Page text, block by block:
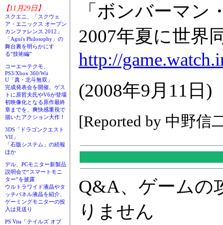
【11月29日】
スクエニ、「スクウェ
ア・エニックス オープン
カンファレンス 2012」
「Agni's Philosophy」の
舞台裏を明らかにす
る“技術編”
コーエーテクモ、
PS3/Xbox 360/Wii
U「真・北斗無双」
完成発表会を開催。ゲス
トに原哲夫氏やV6が登場
初映像化となる原作最終
章までを、爽快感重視で
描いたアクション大作！
3DS「ドラゴンクエスト
VII」
「石版システム」の続報
ほか
デル、PCモニター新製品
説明会で“スマートモニ
ター”を披露
ウルトラワイド液晶やタ
ッチパネル液晶を紹介、
ゲーミングモニターの投
入は見送り
PS Vita「テイルズ オブ
「ボンバーマン
2007年夏に世界
http://
(2008年9月11日)
[Reported by 中野信
Q&A、ゲームの
りません